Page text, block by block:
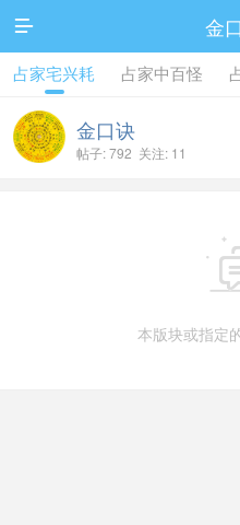
 金
占家宅兴耗 占家中百怪
金口诀
帖子: 792 关注: 11
本版块或指定